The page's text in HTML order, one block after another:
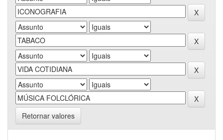
Retornar valores